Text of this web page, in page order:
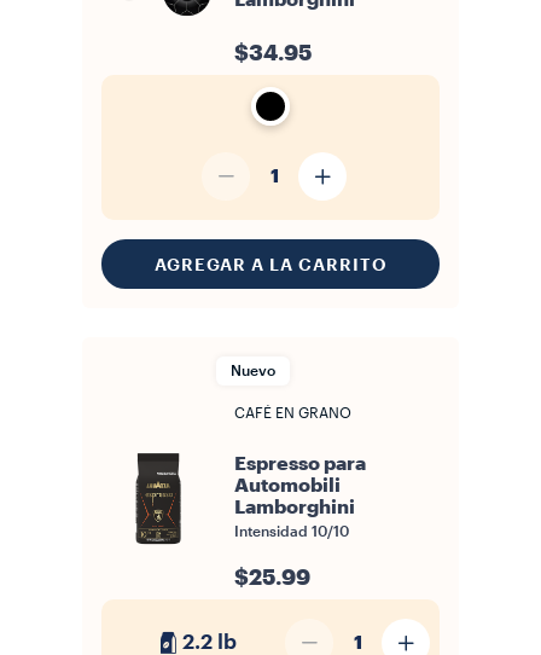
$34.95
1
AGREGAR A LA CARRITO
Nuevo
CAFÉ EN GRANO
Espresso para
Automobili
Lamborghini
Intensidad 10/10
$25.99
2.2 lb 1